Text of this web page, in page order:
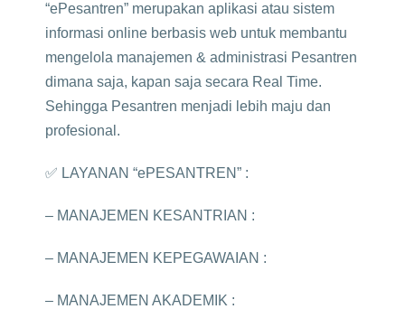
“ePesantren” merupakan aplikasi atau sistem
informasi online berbasis web untuk membantu
mengelola manajemen & administrasi Pesantren
dimana saja, kapan saja secara Real Time.
Sehingga Pesantren menjadi lebih maju dan
profesional.
✅ LAYANAN “ePESANTREN” :
– MANAJEMEN KESANTRIAN :
– MANAJEMEN KEPEGAWAIAN :
– MANAJEMEN AKADEMIK :